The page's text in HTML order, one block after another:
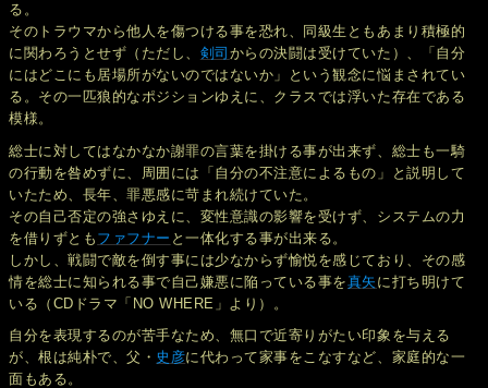
る。
そのトラウマから他人を傷つける事を恐れ、同級生ともあまり積極的
に関わろうとせず（ただし、 剣司 からの決闘は受けていた）、「自分
にはどこにも居場所がないのではないか」という観念に悩まされてい
る。その一匹狼的なポジションゆえに、クラスでは浮いた存在である
模様。
総士に対してはなかなか謝罪の言葉を掛ける事が出来ず、総士も一騎
の行動を咎めずに、周囲には「自分の不注意によるもの」と説明して
いたため、長年、罪悪感に苛まれ続けていた。
その自己否定の強さゆえに、変性意識の影響を受けず、システムの力
を借りずとも ファフナー と一体化する事が出来る。
しかし、戦闘で敵を倒す事には少なからず愉悦を感じており、その感
情を総士に知られる事で自己嫌悪に陥っている事を真矢 に打ち明けて
いる（CDドラマ「NO WHERE」より）。
自分を表現するのが苦手なため、無口で近寄りがたい印象を与える
が、根は純朴で、父・ 史彦に代わって家事をこなすなど、家庭的な一
面もある。